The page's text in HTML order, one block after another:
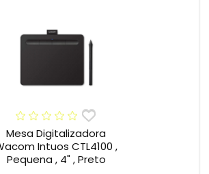
Mesa Digitalizadora
Intuos CTL4100 ,
Pequena , 4" , Preto